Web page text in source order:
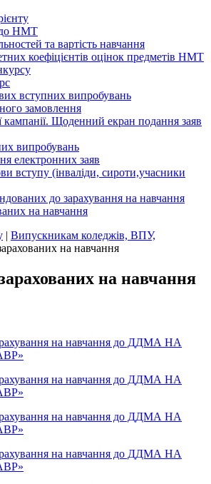
НМТ
та вартість навчання
коефіцієнтів оцінок предметів НМТ
вступних випробувань
замовлення
кампанії. Щоденний екран подання заяв
випробувань
електронних заяв
вступу (інваліди, сироти,учасники
до зарахування на навчання
на навчання
| Випускникам коледжів, ВПУ,
на навчання
на навчання
на навчання до ДДМА НА
на навчання до ДДМА НА
на навчання до ДДМА НА
на навчання до ДДМА НА